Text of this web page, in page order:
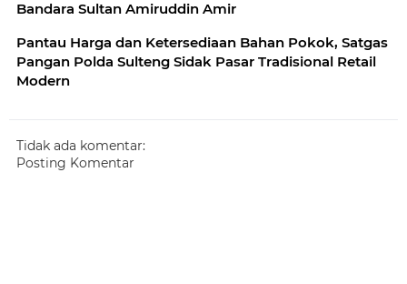
Bandara Sultan Amiruddin Amir
Pantau Harga dan Ketersediaan Bahan Pokok, Satgas
Pangan Polda Sulteng Sidak Pasar Tradisional Retail
Modern
Tidak ada komentar:
Posting Komentar